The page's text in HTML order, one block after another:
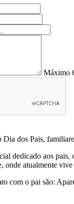
Máximo
dos Pais,
dedicado aos
onde atualmente
com o pai são: